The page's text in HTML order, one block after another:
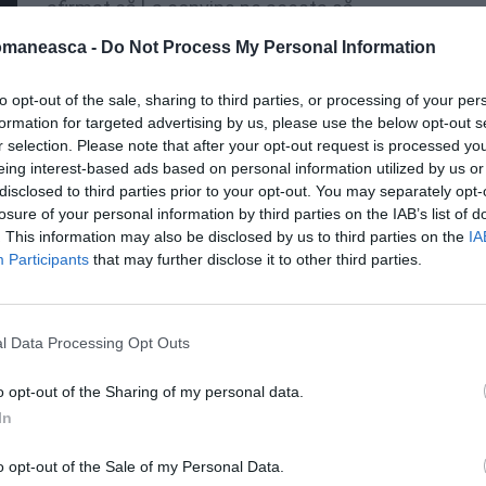
- Do Not Process My Personal Information
opt-out of the sale, sharing to third parties, or processing of your
for targeted advertising by us, please use the below opt-out
selection. Please note that after your opt-out request is processed
interest-based ads based on personal information utilized by us
to third parties prior to your opt-out. You may separately
of your personal information by third parties on the IAB’s list of
This information may also be disclosed by us to third parties on the
Participants that may further disclose it to other third parties.
Data Processing Opt Outs
opt-out of the Sharing of my personal data.
opt-out of the Sale of my Personal Data.
afirmat că l-a convins pe acesta să
vină în Româniapentru a promova
să vină în România, pentru
idei extraordinare, cum e aceasta. Şi el,
în toată lumea din filme şi
important, cel al eficienţei energetice”, a